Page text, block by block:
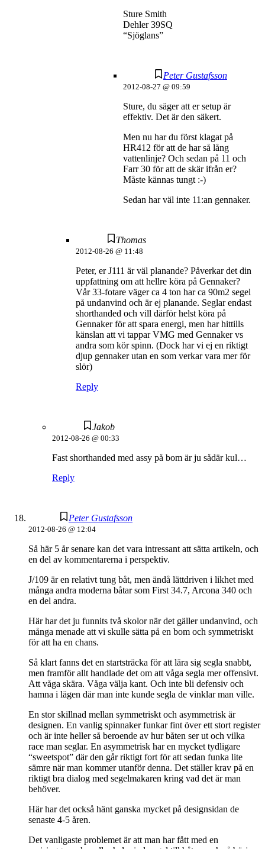
Sture Smith
Dehler 39SQ
“Sjöglans”
Peter Gustafsson
2012-08-27 @ 09:59
Sture, du säger att er setup är
effektiv. Det är den säkert.
Men nu har du först klagat på
HR412 för att de har så lång
vattenlinje? Och sedan på 11 och
Farr 30 för att de skär ifrån er?
Måste kännas tungt :-)
Sedan har väl inte 11:an gennaker.
Thomas
2012-08-26 @ 11:48
Peter, er J111 är väl planande? Påverkar det din
uppfattning om att hellre köra på Gennaker?
Vår 33-fotare väger ca 4 ton har ca 90m2 segel
på undanvind och är ej planande. Seglar endast
shorthanded och vill därför helst köra på
Gennaker för att spara energi, men har hittills
känslan att vi tappar VMG med Gennaker vs
andra som kör spinn. (Dock har vi ej en riktigt
djup gennaker utan en som verkar vara mer för
slör)
Reply
Jakob
2012-08-26 @ 00:33
Fast shorthanded med assy på bom är ju sådär kul…
Reply
Peter Gustafsson
2012-08-26 @ 12:04
Så här 5 år senare kan det vara intressant att sätta artikeln, och
en del av kommentarerna i perspektiv.
J/109 är en relativt tung båt, men ändå lättdriven i likhet med
många andra moderna båtar som First 34.7, Arcona 340 och
en del andra.
Här har det ju funnits två skolor när det gäller undanvind, och
många menade att vi skulle sätta på en bom och symmetriskt
för att ha en chans.
Så klart fanns det en startsträcka för att lära sig segla snabbt,
men framför allt handlade det om att våga segla mer offensivt.
Att våga skära. Våga välja kant. Och inte bli defensiv och
hamna i lägen där man inte kunde segla de vinklar man ville.
En stor skillnad mellan symmetriskt och asymmetrisk är
designen. En vanlig spinnaker funkar fint över ett stort register
och är inte heller så beroende av hur båten ser ut och vilka
race man seglar. En asymmetrisk har en mycket tydligare
“sweetspot” där den går riktigt fort för att sedan funka lite
sämre när man kommer utanför denna. Det ställer krav på en
riktigt bra dialog med segelmakaren kring vad det är man
behöver.
Här har det också hänt ganska mycket på designsidan de
senaste 4-5 åren.
Det vanligaste problemet är att man har fått med en